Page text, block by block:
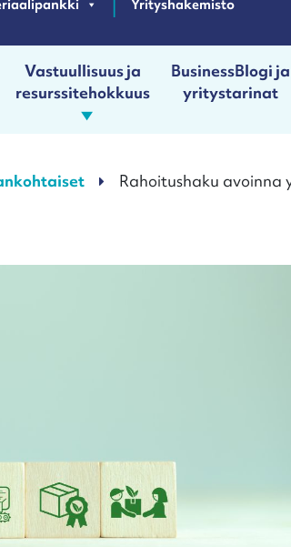
Yrityshakemisto
Vastuullisuus ja
resurssitehokkuus
BusinessBlogi ja
yritystarinat
Rahoitushaku avoinna